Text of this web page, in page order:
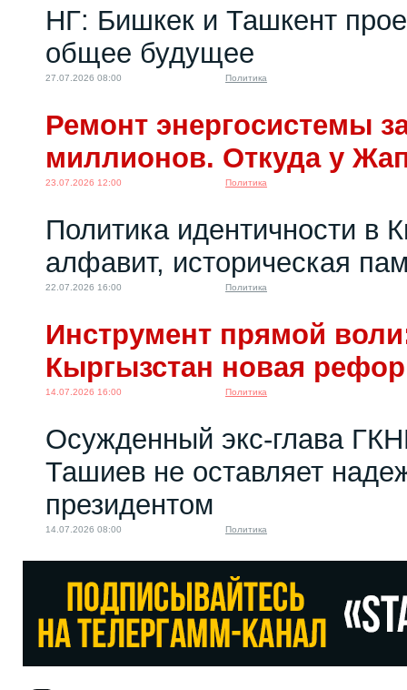
НГ: Бишкек и Ташкент
общее будущее
27.07.2026 08:00 Политика
Ремонт энергосистемы
миллионов. Откуда у
23.07.2026 12:00 Политика
Политика идентичности в
алфавит, историческая
22.07.2026 16:00 Политика
Инструмент прямой
Кыргызстан новая
14.07.2026 16:00 Политика
Осужденный экс-глава
Ташиев не оставляет
президентом
14.07.2026 08:00 Политика